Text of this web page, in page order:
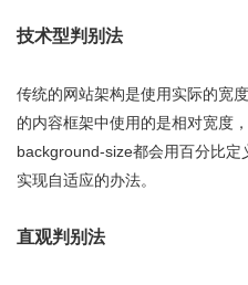
技术型判别法
传统的网站架构是使用实际的宽
的内容框架中使用的是相对宽度
background-size都会用百分比
实现自适应的办法。
直观判别法